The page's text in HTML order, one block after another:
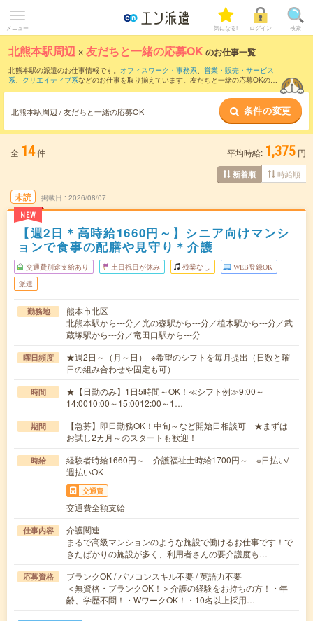
メニュー 気になる! ログイン 検索
北熊本駅周辺 ×友だちと一緒の応募OK のお仕事一覧
北熊本駅の派遣のお仕事情報です。 オフィスワーク・事務系、 営業・販売・サービス
系、 クリエイティブ系などのお仕事を取り揃えています。友だちと一緒の応募OKの条
北熊本駅周辺 / 友だちと一緒の応募OK 条件の変更
全 14件 平均時給: 1,375 円
新着順 時給順
未読
NEW
掲載日 2026/08/07
【週2日＊高時給1660円～】シニア向けマンシ
ョンで食事の配膳や見守り＊介護
交通費別途支給あり 土日祝日が休み 残業なし WEB登録OK
派遣
勤務地
熊本市北区
北熊本駅から---分／光の森駅から---分／植木駅から---分／武
蔵塚駅から---分／竜田口駅から---分
曜日頻度
★週2日～（月～日） ※希望のシフトを毎月提出（日数と曜
日の組み合わせや固定も可）
時間
★【日勤のみ】1日5時間～OK！≪シフト例≫9:00～
14:0010:00～15:0012:00～1…
期間
【急募】即日勤務OK！中旬～など開始日相談可 ★まずは
お試し2カ月～のスタートも歓迎！
時給
経験者時給1660円～ 介護福祉士時給1700円～ ※日払い/
週払いOK
交通費
交通費全額支給
仕事内容
介護関連
まるで高級マンションのような施設で働けるお仕事です！で
きたばかりの施設が多く、利用者さんの要介護度も…
応募資格
ブランクOK / パソコンスキル不要 / 英語力不要
＜無資格・ブランクOK！＞介護の経験をお持ちの方！・年
齢、学歴不問！・WワークOK！・10名以上採用…